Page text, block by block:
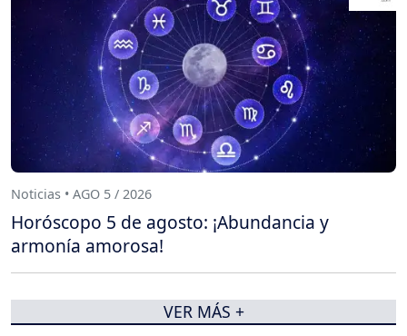
Noticias • AGO 5 / 2026
Horóscopo 5 de agosto: ¡Abundancia y
armonía amorosa!
VER MÁS +